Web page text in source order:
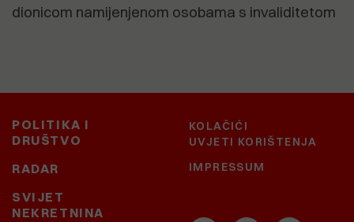
dionicom namijenjenom osobama s invaliditetom
POLITIKA I
DRUŠTVO
RADAR
SVIJET
NEKRETNINA
KOLAČIĆI
UVJETI KORIŠTENJA
IMPRESSUM